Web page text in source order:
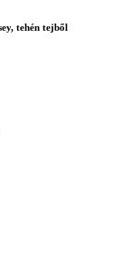
tehén tejből